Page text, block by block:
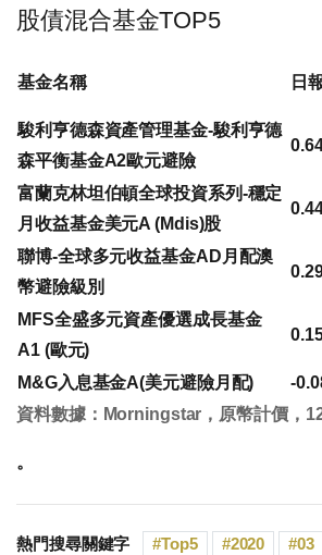
股債混合基金TOP5
基金名稱 日
駿利亨德森資產管理基金-駿利亨德
森平衡基金A2歐元避險
富蘭克林坦伯頓全球投資系列-穩定
月收益基金美元A (Mdis)股
聯博-全球多元收益基金AD月配澳
幣避險級別
MFS全盛多元資產優選成長基金
A1 (歐元)
M&G入息基金A(美元避險月配) -
資料數據：Morningstar，原幣計價，
。
熱門搜尋關鍵字 Top5 2020 03